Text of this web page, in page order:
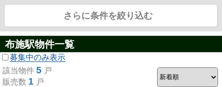
布施駅物件一覧
募集中のみ表示
該当物件 5 戸
販売数 1 戸
さらに条件を絞り込む